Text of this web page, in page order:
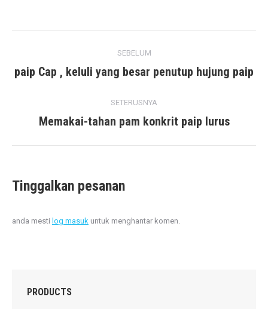
navigation
SEBELUM
Previous
paip Cap , keluli yang besar penutup hujung paip
SETERUSNYA
Next
Memakai-tahan pam konkrit paip lurus
Tinggalkan pesanan
anda mesti log masuk untuk menghantar komen.
PRODUCTS